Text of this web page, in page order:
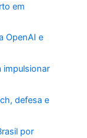
em
OpenAI e
impulsionar
defesa e
por